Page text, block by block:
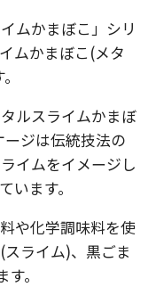
ムかまぼこ」シリ
ムかまぼこ(メタ
ルスライムかまぼ
ージは伝統技法の
イムをイメージし
います。
や化学調味料を使
ライム)、黒ごま
。